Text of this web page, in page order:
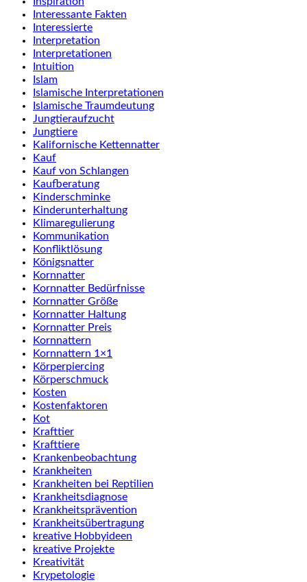
Interessante Fakten
Interessierte
Interpretation
Interpretationen
Intuition
Islam
Islamische Interpretationen
Islamische Traumdeutung
Jungtieraufzucht
Jungtiere
Kalifornische Kettennatter
Kauf
Kauf von Schlangen
Kaufberatung
Kinderschminke
Kinderunterhaltung
Klimaregulierung
Kommunikation
Konfliktlösung
Königsnatter
Kornnatter
Kornnatter Bedürfnisse
Kornnatter Größe
Kornnatter Haltung
Kornnatter Preis
Kornnattern
Kornnattern 1×1
Körperpiercing
Körperschmuck
Kosten
Kostenfaktoren
Kot
Krafttier
Krafttiere
Krankenbeobachtung
Krankheiten
Krankheiten bei Reptilien
Krankheitsdiagnose
Krankheitsprävention
Krankheitsübertragung
kreative Hobbyideen
kreative Projekte
Kreativität
Krypetologie